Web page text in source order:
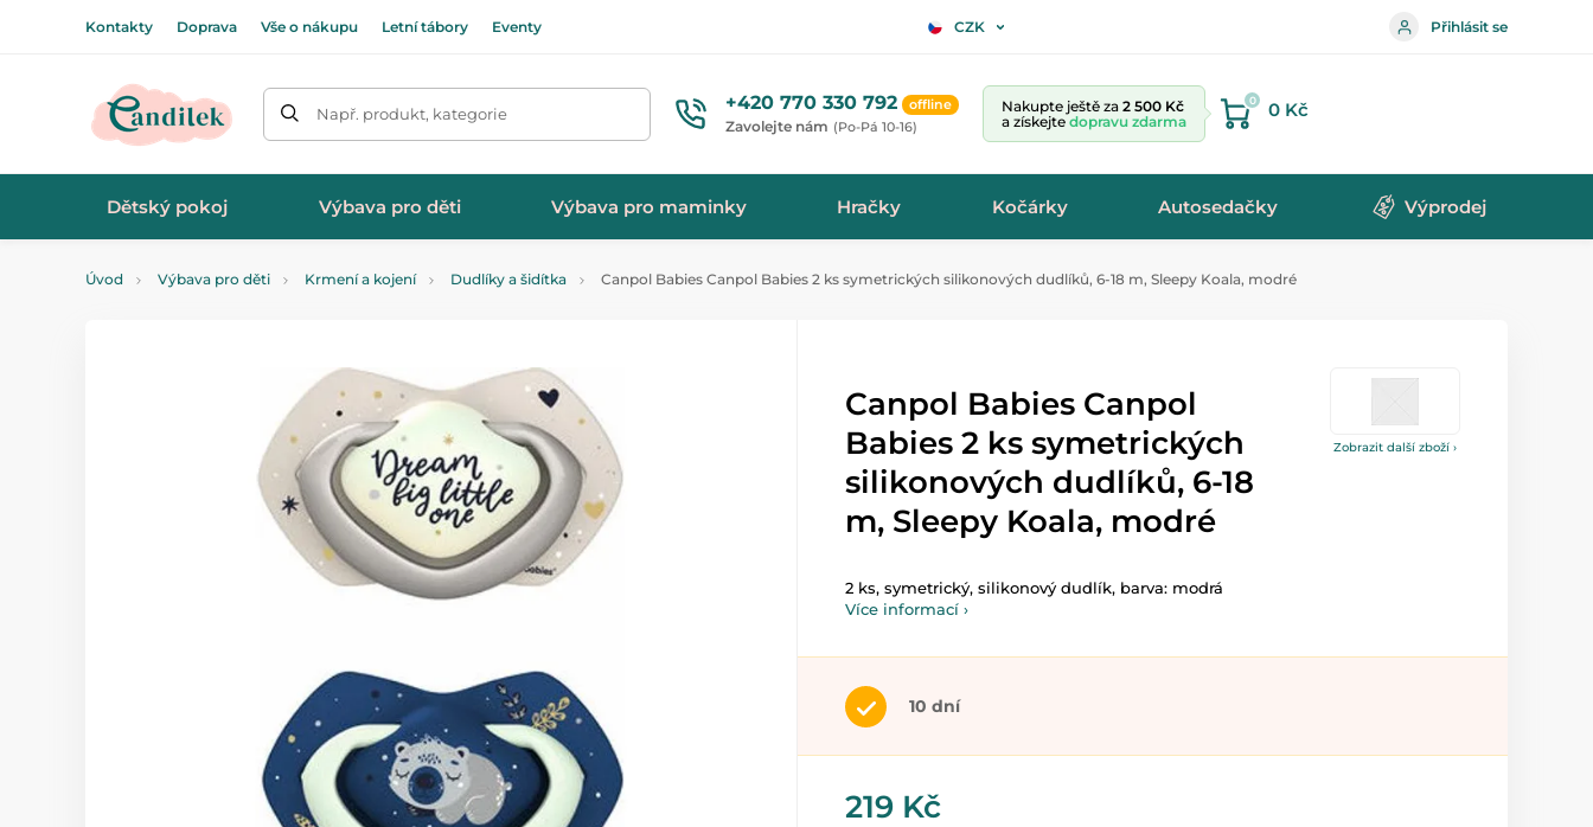
Kontakty Doprava Vše o nákupu Letní tábory Eventy CZK Přihlásit se
Např. produkt, kategorie +420 770 330 792 offline
Zavolejte nám (Po-Pá 10-16)
Nakupte ještě za 2 500 Kč
a získejte dopravu zdarma
0 0 Kč
Dětský pokoj Výbava pro děti Výbava pro maminky Hračky Kočárky Autosedačky Výprodej
Úvod Výbava pro děti Krmení a kojení Dudlíky a šidítka Canpol Babies Canpol Babies 2 ks symetrických silikonových dudlíků, 6-18 m, Sleepy Koala, modré
Zobrazit další zboží ›
Canpol Babies Canpol
Babies 2 ks symetrických
silikonových dudlíků, 6-18
m, Sleepy Koala, modré
2 ks, symetrický, silikonový dudlík, barva: modrá
Více informací ›
10 dní
219 Kč